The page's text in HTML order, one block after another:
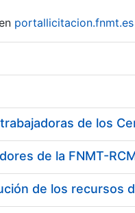
portallicitacion.fnmt.es